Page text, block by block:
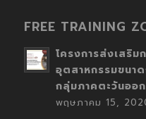
FREE TRAINING
โครงการส่งเสริม
อุตสาหกรรมขนา
กลุ่มภาคตะวันออ
พฤษภาคม 15,